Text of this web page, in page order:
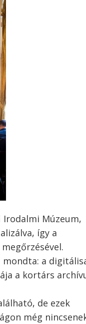
Múzeum,
így a
a
a kortárs
de ezek
még